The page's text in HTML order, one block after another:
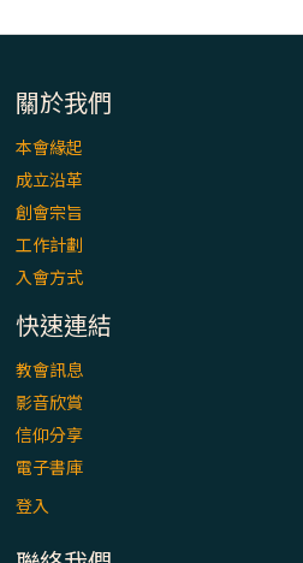
關於我們
本會緣起
成立沿革
創會宗旨
工作計劃
入會方式
快速連結
教會訊息
影音欣賞
信仰分享
電子書庫
登入